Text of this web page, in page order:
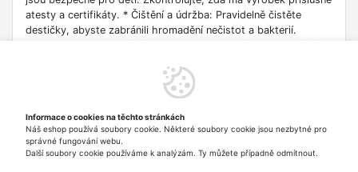
atesty a certifikáty. * Čištění a údržba: Pravidelně čistěte
destičky, abyste zabránili hromadění nečistot a bakterií.
náhodnému spolknutí. * Poškození: Pravidelně kontrolujte stav
kostek. Rozbité nebo poškozené části je nutné vyhodit. *
dezinfikujte hračky, abyste zabránili hromadění bakterií a
choroboplodných zárodků, zejména pokud je děti vkládají do
úst.
Informace o cookies na těchto stránkách
Náš eshop používá soubory cookie. Některé soubory cookie jsou nezbytné pro
správné fungování webu.
Další soubory cookie používáme k analýzám. Ty můžete případně odmítnout.